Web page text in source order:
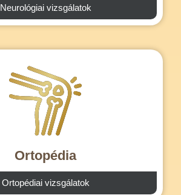
Neurológiai vizsgálatok
Ortopédia
Ortopédiai vizsgálatok